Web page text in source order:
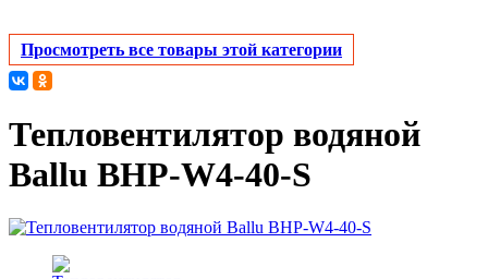
Просмотреть все товары этой категории
Тепловентилятор водяной
Ballu BHP-W4-40-S